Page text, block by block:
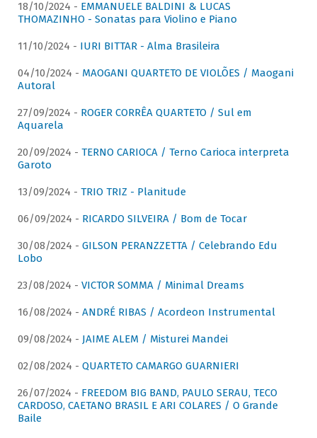
18/10/2024 - EMMANUELE BALDINI & LUCAS
THOMAZINHO - Sonatas para Violino e Piano
11/10/2024 - IURI BITTAR - Alma Brasileira
04/10/2024 - MAOGANI QUARTETO DE VIOLÕES / Maogani
Autoral
27/09/2024 - ROGER CORRÊA QUARTETO / Sul em
Aquarela
20/09/2024 - TERNO CARIOCA / Terno Carioca interpreta
Garoto
13/09/2024 - TRIO TRIZ - Planitude
06/09/2024 - RICARDO SILVEIRA / Bom de Tocar
30/08/2024 - GILSON PERANZZETTA / Celebrando Edu
Lobo
23/08/2024 - VICTOR SOMMA / Minimal Dreams
16/08/2024 - ANDRÉ RIBAS / Acordeon Instrumental
09/08/2024 - JAIME ALEM / Misturei Mandei
02/08/2024 - QUARTETO CAMARGO GUARNIERI
26/07/2024 - FREEDOM BIG BAND, PAULO SERAU, TECO
CARDOSO, CAETANO BRASIL E ARI COLARES / O Grande
Baile